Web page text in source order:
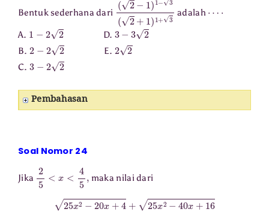
Bentuk sederhana dari (2−1)1− 3(2+1) 3
adalah
A. 1 2 D. 3−3 2
B. 2 2 E. 2
C. 3 2
Pembahasan
Soal Nomor 24
Jika 25 maka nilai dari
25x2−20x+4 x2−40x+16